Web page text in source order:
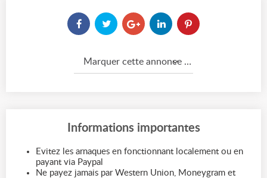
Marquer cette annonce comme...
Informations importantes
Evitez les arnaques en fonctionnant localement ou en
payant via Paypal
Ne payez jamais par Western Union, Moneygram et